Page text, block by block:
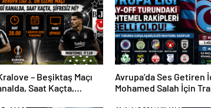
– Beşiktaş Maçı
Saat Kaçta,
Avrupa’da Ses Getiren
Mohamed Salah İçin